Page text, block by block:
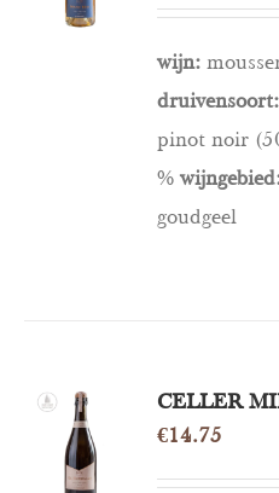
/
wijn:
druivensoort:
pinot noir
%
goudgeel
TOEVOEGEN
AAN
WINKELWAGEN
/
CELLER
€14.75